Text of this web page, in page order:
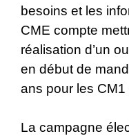
besoins et les
CME compte
réalisation d’un
en début de
ans pour les CM1
La campagne